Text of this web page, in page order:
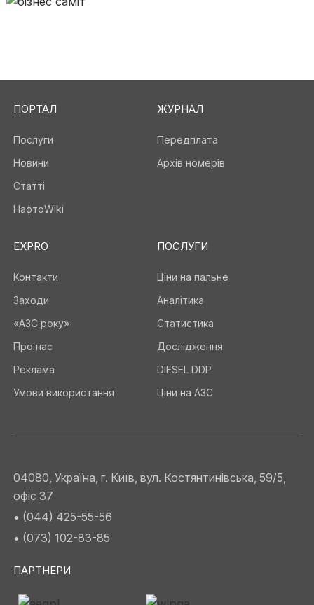
ПОРТАЛ
Послуги
Новини
Статті
НафтоWiki
ЖУРНАЛ
Передплата
Архів номерів
EXPRO
Контакти
Заходи
«АЗС року»
Про нас
Реклама
Умови використання
ПОСЛУГИ
Ціни на пальне
Аналітика
Статистика
Дослідження
DIESEL DDP
Ціни на АЗС
04080, Україна, г. Київ, вул. Костянтинівська, 59/5,
офіс 37
• (044) 425-55-56
• (073) 102-83-85
ПАРТНЕРИ